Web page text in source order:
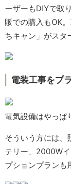
ーザーもDIYで取
販での購入もOK
ちキャン」がスタ
電装工事をプ
電気設備はやっぱ
そういう方には、
テリー、2000W
プションプランも